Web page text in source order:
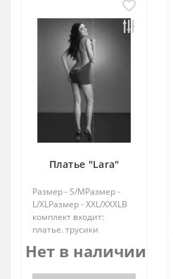
Платье "Lara"
Размер - S/MРазмер -
L/XLРазмер - XXL/XXXLВ
комплект входит:
платье. трусики
Нет в наличии